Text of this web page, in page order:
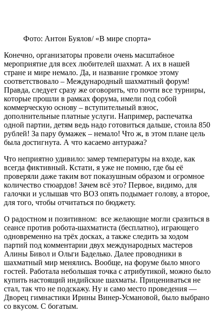
Фото: Антон Буялов/ «В мире спорта»
Конечно, организаторы провели очень масштабное
мероприятие для всех любителей шахмат. А их в нашей
стране и мире немало. Да, и название громкое этому
соответствовало – Международный шахматный форум!
Правда, следует сразу же оговорить, что почти все турниры,
которые прошли в рамках форума, имели под собой
коммерческую основу – вступительный взнос,
дополнительные платные услуги. Например, распечатка
одной партии, детям ведь надо готовиться дальше, стоила 850
рублей! За пару бумажек – немало! Что ж, в этом плане цель
была достигнута. А что касаемо антуража?
Что неприятно удивило: замер температуры на входе, как
всегда фиктивный. Кстати, я уже не помню, где бы её
проверяли даже таким вот показушным образом и огромное
количество стюардов! Зачем всё это? Первое, видимо, для
галочки и услышав что ВОЗ опять подымает голову, а второе,
для того, чтобы отчитаться по бюджету.
О радостном и позитивном: все желающие могли сразиться в
сеансе против робота-шахматиста (бесплатно), играющего
одновременно на трёх досках, а также следить за ходом
партий под комментарии двух международных мастеров
Алины Бивол и Ольги Баделько. Далее проводники в
шахматный мир менялись. Вообще, на форуме было много
гостей. Работала небольшая точка с атрибутикой, можно было
купить настоящий индийские шахматы. Прицениваться не
стал, так что не подскажу. Ну и само место проведения —
Дворец гимнастики Ирины Винер-Усмановой, было выбрано
со вкусом. С богатым.